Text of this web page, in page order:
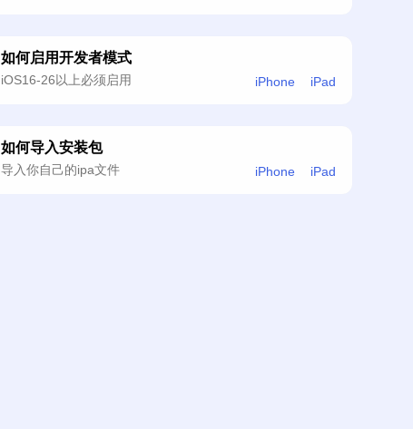
如何启用开发者模式
iOS16-26以上必须启用 iPhone iPad
如何导入安装包
导入你自己的ipa文件 iPhone iPad